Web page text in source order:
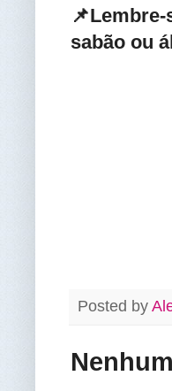
sabão ou
Posted by